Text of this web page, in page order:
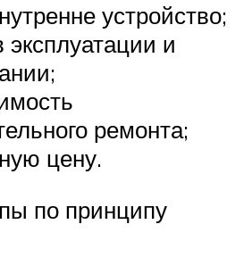
устройство;
эксплуатации и
ремонта;
цену.
по принципу